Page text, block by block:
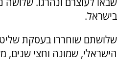
בישראל.
שלושתם שוחררו בעסקת
הישראלי, שמונה וחצי שנים, משנת 2003